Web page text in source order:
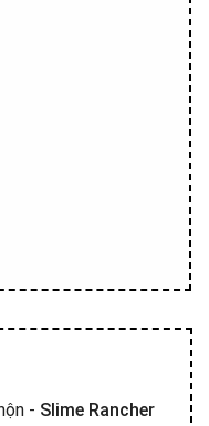
- Slime Rancher